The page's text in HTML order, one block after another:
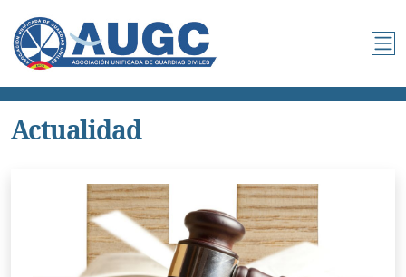
Actualidad